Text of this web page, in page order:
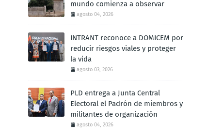
mundo comienza a observar
agosto 04, 2026
INTRANT reconoce a DOMICEM por
reducir riesgos viales y proteger
la vida
agosto 03, 2026
PLD entrega a Junta Central
Electoral el Padrón de miembros y
militantes de organización
agosto 04, 2026